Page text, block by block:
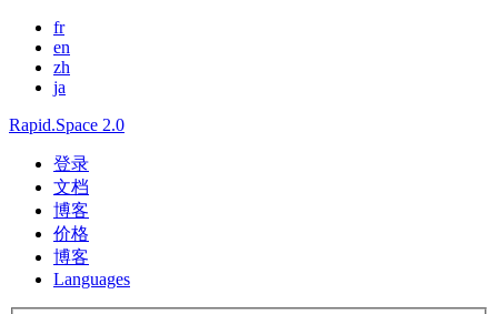
fr
en
zh
ja
Rapid.Space 2.0
登录
文档
博客
价格
博客
Languages